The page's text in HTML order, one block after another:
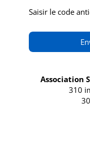
Saisir le code
Association
310